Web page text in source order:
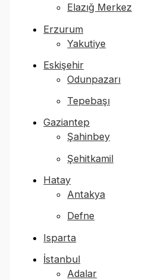
Elazığ Merkez
Erzurum
Yakutiye
Eskişehir
Odunpazarı
Tepebaşı
Gaziantep
Şahinbey
Şehitkamil
Hatay
Antakya
Defne
Isparta
İstanbul
Adalar